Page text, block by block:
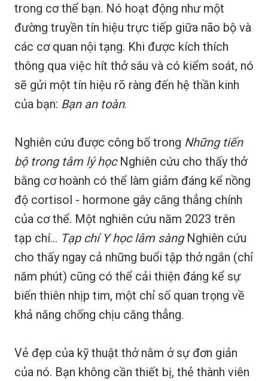
trong cơ thể bạn. Nó hoạt động như một
đường truyền tín hiệu trực tiếp giữa não bộ và
các cơ quan nội tạng. Khi được kích thích
thông qua việc hít thở sâu và có kiểm soát, nó
sẽ gửi một tín hiệu rõ ràng đến hệ thần kinh
của bạn: Bạn an toàn.
Nghiên cứu được công bố trong Những tiến
bộ trong tâm lý họcNghiên cứu cho thấy thở
bằng cơ hoành có thể làm giảm đáng kể nồng
độ cortisol - hormone gây căng thẳng chính
của cơ thể. Một nghiên cứu năm 2023 trên
tạp chí... Tạp chí Y học lâm sàngNghiên cứu
cho thấy ngay cả những buổi tập thở ngắn (chỉ
năm phút) cũng có thể cải thiện đáng kể sự
biến thiên nhịp tim, một chỉ số quan trọng về
khả năng chống chịu căng thẳng.
Vẻ đẹp của kỹ thuật thở nằm ở sự đơn giản
của nó. Bạn không cần thiết bị, thẻ thành viên